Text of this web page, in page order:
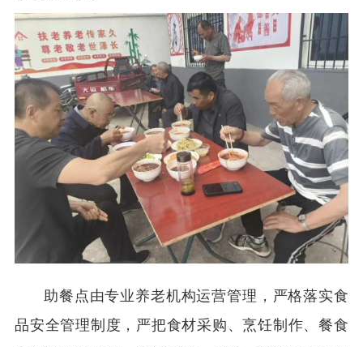
助餐点由专业养老机构运营管理，严格落实食
品安全管理制度，严把食材采购、烹饪制作、餐食